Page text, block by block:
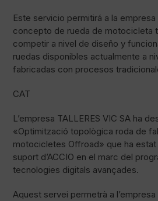
Este servicio permitirá a la
concepto de rueda de motocicleta
competir a nivel de diseño y
ruedas disponibles actualmente a
fabricadas con procesos
CAT
L’empresa TALLERES VIC SA ha
«Optimització topològica roda de
motocicletes Offroad» que ha
suport d’ACCIO en el marc del
tecnologies digitals avançades.
Aquest servei permetrà a l’empresa